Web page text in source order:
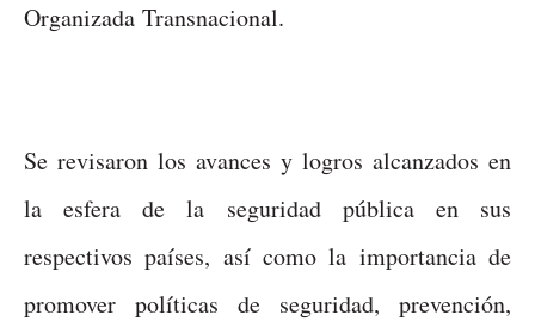
Organizada Transnacional.
Se revisaron los avances y logros alcanzados en
la esfera de la seguridad pública en sus
respectivos países, así como la importancia de
promover políticas de seguridad, prevención,